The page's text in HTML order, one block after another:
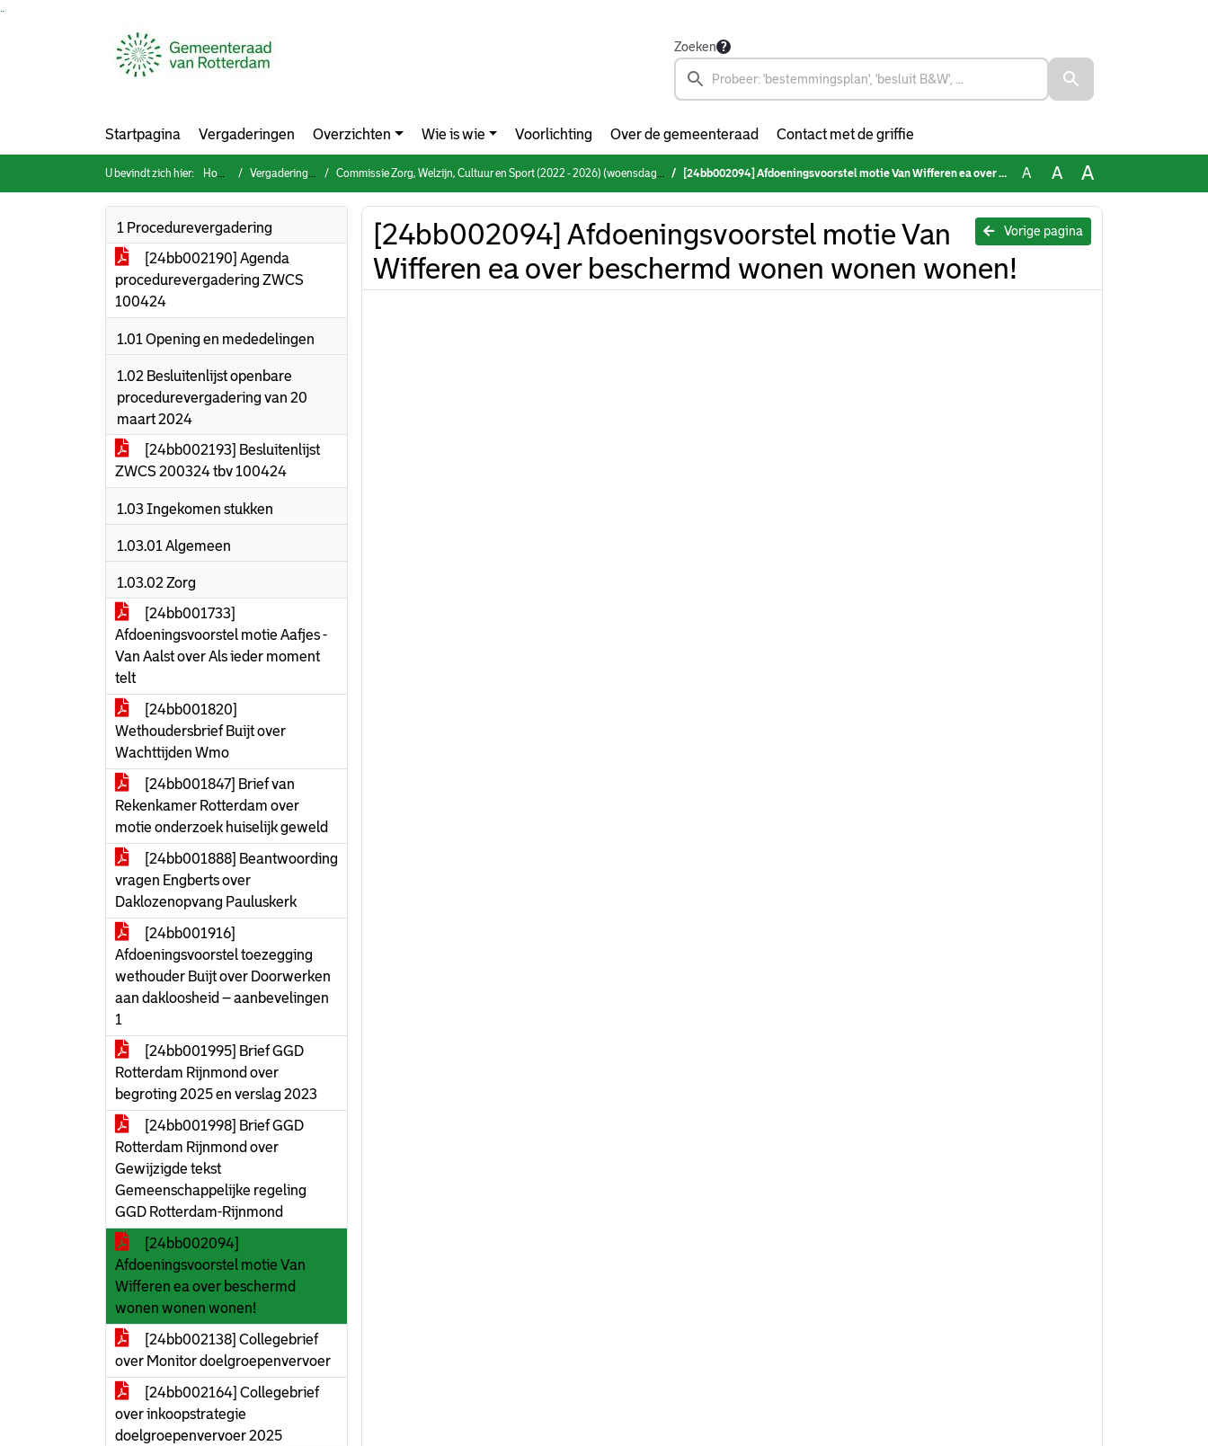
Zoeken
Startpagina Vergaderingen Overzichten Wie is wie Voorlichting Over de gemeenteraad Contact met de griffie
U bevindt zich hier: Home Vergaderingen Commissie Zorg, Welzijn, Cultuur en Sport (2022 - 2026) (woensdag 10 april 2024) [24bb002094] Afdoeningsvoorstel motie Van Wifferen ea over beschermd wonen wonen wonen! A A A
1 Procedurevergadering
[24bb002190] Agenda
procedurevergadering ZWCS
100424
1.01 Opening en mededelingen
1.02 Besluitenlijst openbare
procedurevergadering van 20
maart 2024
[24bb002193] Besluitenlijst
ZWCS 200324 tbv 100424
1.03 Ingekomen stukken
1.03.01 Algemeen
1.03.02 Zorg
[24bb001733]
Afdoeningsvoorstel motie Aafjes -
Van Aalst over Als ieder moment
telt
[24bb001820]
Wethoudersbrief Buijt over
Wachttijden Wmo
[24bb001847] Brief van
Rekenkamer Rotterdam over
motie onderzoek huiselijk geweld
[24bb001888] Beantwoording
vragen Engberts over
Daklozenopvang Pauluskerk
[24bb001916]
Afdoeningsvoorstel toezegging
wethouder Buijt over Doorwerken
aan dakloosheid – aanbevelingen
1
[24bb001995] Brief GGD
Rotterdam Rijnmond over
begroting 2025 en verslag 2023
[24bb001998] Brief GGD
Rotterdam Rijnmond over
Gewijzigde tekst
Gemeenschappelijke regeling
GGD Rotterdam-Rijnmond
[24bb002094]
Afdoeningsvoorstel motie Van
Wifferen ea over beschermd
wonen wonen wonen!
[24bb002138] Collegebrief
over Monitor doelgroepenvervoer
[24bb002164] Collegebrief
over inkoopstrategie
doelgroepenvervoer 2025
Vorige pagina
[24bb002094] Afdoeningsvoorstel motie Van
Wifferen ea over beschermd wonen wonen wonen!